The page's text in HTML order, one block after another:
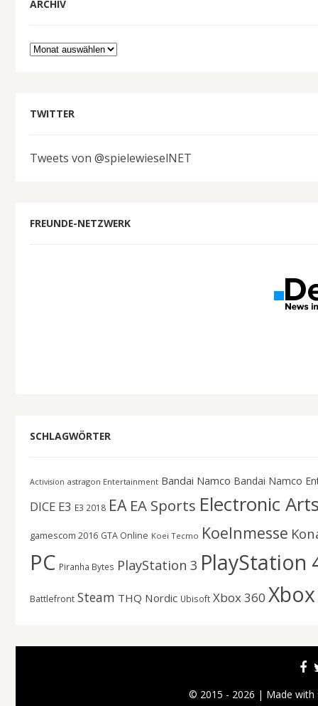
ARCHIV
Archiv
TWITTER
Tweets von @spielewieselNET
FREUNDE-NETZWERK
SCHLAGWÖRTER
Activision astragon Entertainment Bandai Namco Bandai Namco
DICE E3 E3 2018 EA EA Sports Electronic
gamescom 2016 GTA Online Koei Tecmo Koelnmesse
PC Piranha Bytes PlayStation 3 PlayStation
Battlefront Steam THQ Nordic Ubisoft Xbox 360
© 2015 - 2026 | Made